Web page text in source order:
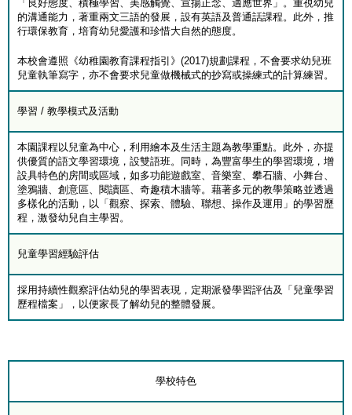
「良好態度、積極學習、美感觸覺、宣揚正念、適應世界」。重視幼兒
的溝通能力，著重兩文三語的發展，設有英語及普通話課程。此外，推
行環保教育，培育幼兒愛護和珍惜大自然的態度。
本校會遵照《幼稚園教育課程指引》(2017)規劃課程，不會要求幼兒班
兒童執筆寫字，亦不會要求兒童做機械式的抄寫或操練式的計算練習。
學習 / 教學模式及活動
本園課程以兒童為中心，利用繪本及生活主題為教學重點。此外，亦提
供優質的語文學習環境，設雙語班。同時，為豐富學生的學習環境，增
設具特色的房間或區域，如多功能遊戲室、音樂室、攀石牆、小舞台、
塗鴉牆、創意區、閱讀區、奇趣積木牆等。藉著多元的教學策略並透過
多樣化的活動，以「觀察、探索、體驗、聯想、操作及運用」的學習歷
程，激發幼兒自主學習。
兒童學習經驗評估
採用持續性觀察評估幼兒的學習表現，定期派發學習評估及「兒童學習
歷程檔案」，以便家長了解幼兒的整體發展。
學校特色